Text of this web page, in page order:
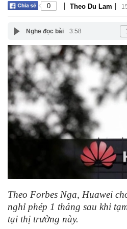
0 | Theo Du Lam |
Nghe đọc bài 3:58
Theo Forbes Nga, Huawei
nghỉ phép 1 tháng sau khi
tại thị trường này.